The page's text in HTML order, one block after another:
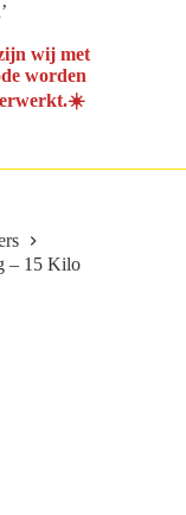
wij met
worden
– 15 Kilo